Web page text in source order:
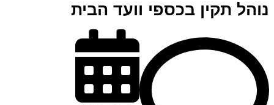
נוהל תקין בכספי וועד הבית